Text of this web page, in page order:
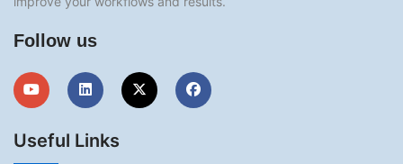
Follow us
Useful Links